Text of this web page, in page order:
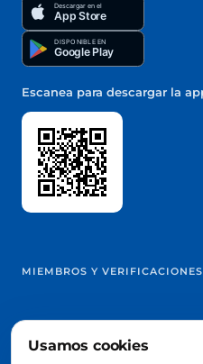
Descargar en el
App Store
DISPONIBLE EN
Google Play
Escanea para descargar la
MIEMBROS Y VERIFICACIONES
Usamos cookies